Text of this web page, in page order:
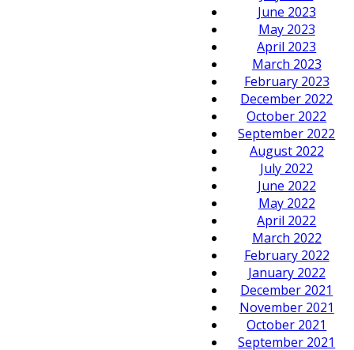
June 2023
May 2023
April 2023
March 2023
February 2023
December 2022
October 2022
September 2022
August 2022
July 2022
June 2022
May 2022
April 2022
March 2022
February 2022
January 2022
December 2021
November 2021
October 2021
September 2021